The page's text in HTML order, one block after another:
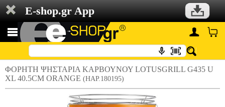
E-shop.gr App
ΦΟΡΗΤΗ ΨΗΣΤΑΡΙΑ ΚΑΡΒΟΥΝΟΥ LOTUSGRILL G435 U
XL 40.5CM ORANGE (HAP.180195)